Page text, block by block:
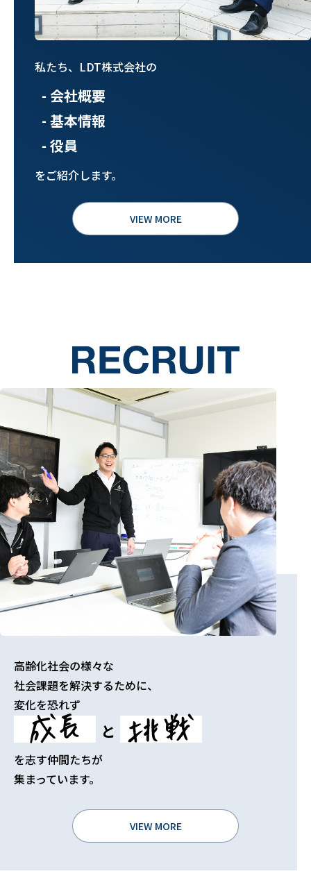
私たち、LDT株式会社の
- 会社概要
- 基本情報
- 役員
をご紹介します。
VIEW MORE
高齢化社会の様々な
社会課題を解決するために、
変化を恐れず
と
を志す仲間たちが
集まっています。
VIEW MORE